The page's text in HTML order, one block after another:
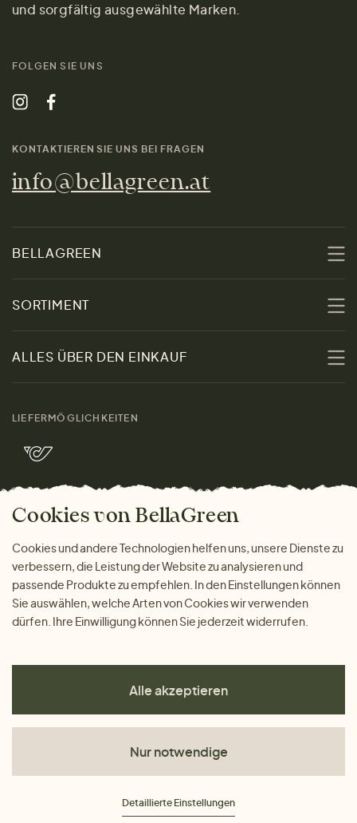
und sorgfältig ausgewählte Marken.
FOLGEN SIE UNS
KONTAKTIEREN SIE UNS BEI FRAGEN
info@bellagreen.at
BELLAGREEN
Über uns
Nachhaltigkeit
Kontakt
Marken
Bella Green Magazin
SORTIMENT
Sale
Damen
Herren
Wohnen
Geschenke
ALLES ÜBER DEN EINKAUF
Warum bei uns einkaufen
LIEFERMÖGLICHKEITEN
ZAHLUNGSMÖGLICHKEITEN
Impressum Cookies
Cookies von BellaGreen
Cookies und andere Technologien helfen uns, unsere Dienste zu
verbessern, die Leistung der Website zu analysieren und
passende Produkte zu empfehlen. In den Einstellungen können
Sie auswählen, welche Arten von Cookies wir verwenden
dürfen. Ihre Einwilligung können Sie jederzeit widerrufen.
Alle akzeptieren
Nur notwendige
Detaillierte Einstellungen